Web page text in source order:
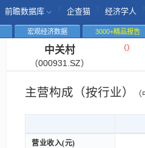
前瞻数据库 企查猫 经济学人
宏观经济数据 3000+精品报告
中关村
（000931.SZ）
（）
主营构成（按行业）
营业收入(元)
营业收入(元)